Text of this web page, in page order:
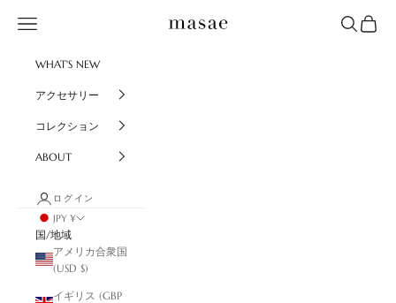
masae
メニュー 検索 カート
WHAT'S NEW
アクセサリー
コレクション
ABOUT
ログイン
JPY ¥
国/地域
アメリカ合衆国
(USD $)
イギリス (GBP